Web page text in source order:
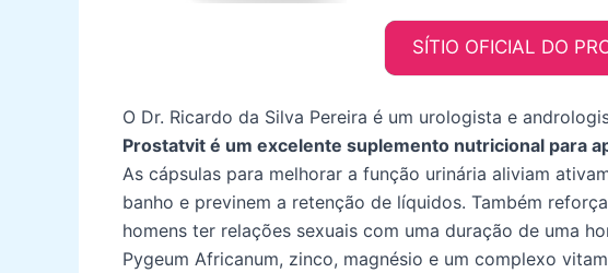
SÍTIO OFICIAL DO
O Dr. Ricardo da Silva Pereira é um urologista e
Prostatvit é um excelente suplemento nutricional para
As cápsulas para melhorar a função urinária aliviam
banho e previnem a retenção de líquidos. Também
homens ter relações sexuais com uma duração de uma
Pygeum Africanum, zinco, magnésio e um complexo